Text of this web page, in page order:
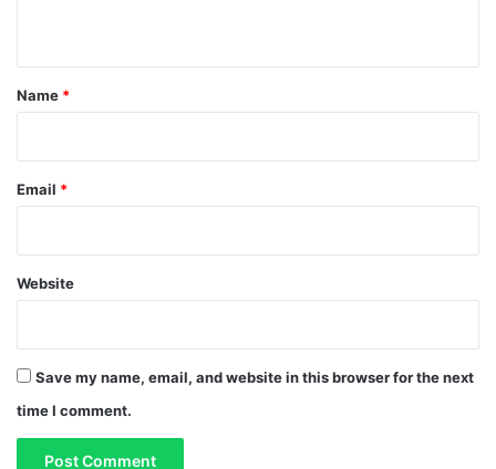
Name *
Email *
Website
Save my name, email, and website in this browser for the next
time I comment.